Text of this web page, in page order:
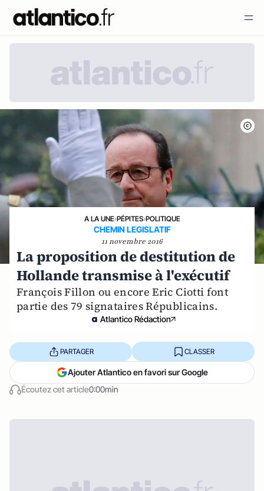
A LA UNE›PÉPITES›POLITIQUE
CHEMIN LEGISLATIF
11 novembre 2016
La proposition de destitution de
Hollande transmise à l'exécutif
François Fillon ou encore Eric Ciotti font
partie des 79 signataires Républicains.
Atlantico Rédaction
Écoutez cet article0:00min
PARTAGER CLASSER
Ajouter Atlantico en favori sur Google